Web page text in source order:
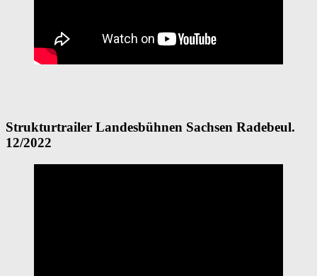
Strukturtrailer Landesbühnen Sachsen Radebeul.
12/2022